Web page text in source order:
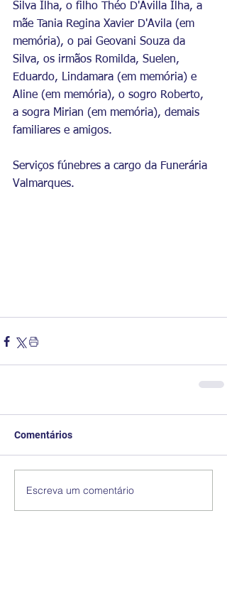
Silva Ilha, o filho Théo D'Avilla Ilha, a
mãe Tania Regina Xavier D'Avila (em
memória), o pai Geovani Souza da
Silva, os irmãos Romilda, Suelen,
Eduardo, Lindamara (em memória) e
Aline (em memória), o sogro Roberto,
a sogra Mirian (em memória), demais
familiares e amigos.
Serviços fúnebres a cargo da Funerária
Valmarques.
Comentários
Escreva um comentário